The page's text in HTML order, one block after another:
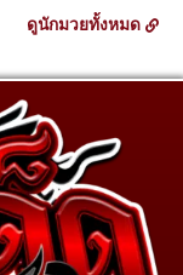
ดูนักมวยทั้งหมด